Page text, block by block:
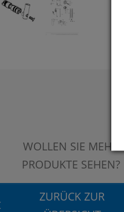
WOLLEN SIE MEHR
PRODUKTE SEHEN?
ZURÜCK ZUR